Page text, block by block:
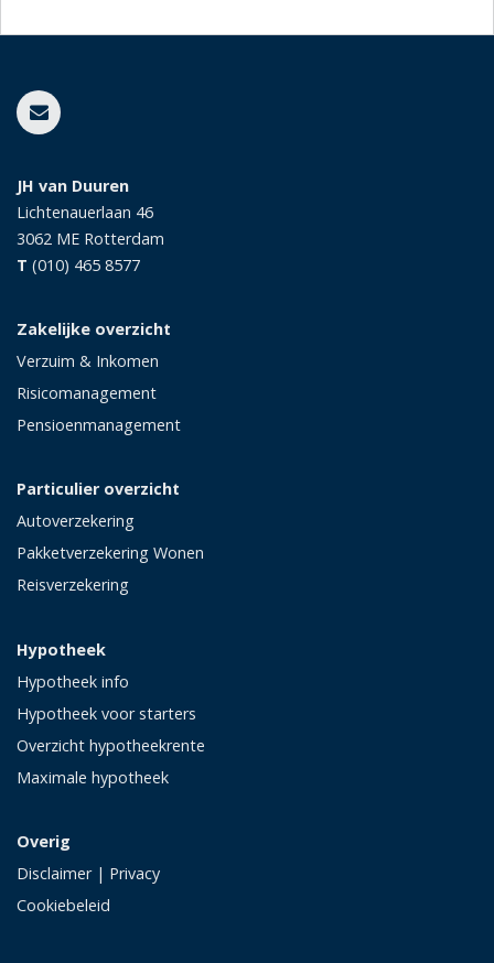
JH van Duuren
Lichtenauerlaan 46
3062 ME Rotterdam
T (010) 465 8577
Zakelijke overzicht
Verzuim & Inkomen
Risicomanagement
Pensioenmanagement
Particulier overzicht
Autoverzekering
Pakketverzekering Wonen
Reisverzekering
Hypotheek
Hypotheek info
Hypotheek voor starters
Overzicht hypotheekrente
Maximale hypotheek
Overig
Disclaimer| Privacy
Cookiebeleid